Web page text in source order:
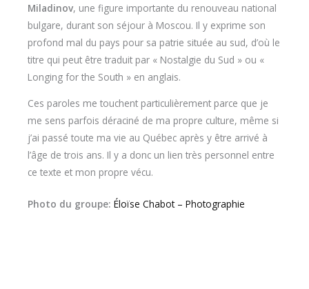
Miladinov, une figure importante du renouveau national
bulgare, durant son séjour à Moscou. Il y exprime son
profond mal du pays pour sa patrie située au sud, d’où le
titre qui peut être traduit par « Nostalgie du Sud » ou «
Longing for the South » en anglais.
Ces paroles me touchent particulièrement parce que je
me sens parfois déraciné de ma propre culture, même si
j’ai passé toute ma vie au Québec après y être arrivé à
l’âge de trois ans. Il y a donc un lien très personnel entre
ce texte et mon propre vécu.
Photo du groupe: Éloïse Chabot – Photographie